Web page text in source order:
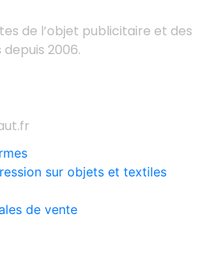
de l’objet publicitaire et des
2006.
sur objets et textiles
de vente